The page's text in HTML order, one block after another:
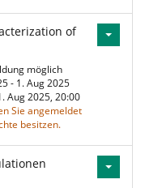
of
möglich
- 1. Aug 2025
Aug 2025, 20:00
Sie angemeldet
besitzen.